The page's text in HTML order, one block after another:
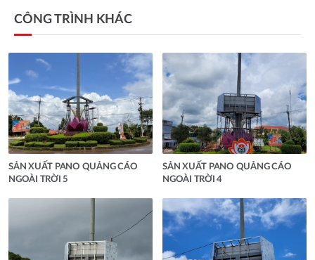
CÔNG TRÌNH KHÁC
SẢN XUẤT PANO QUẢNG CÁO
NGOÀI TRỜI 5
SẢN XUẤT PANO QUẢNG CÁO
NGOÀI TRỜI 4